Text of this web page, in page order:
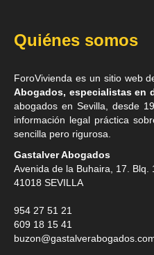
Quiénes somos
ForoVivienda es un sitio web
Abogados, especialistas en
abogados en Sevilla , desde
información legal práctica
sencilla pero rigurosa.
Gastalver Abogados
Avenida de la Buhaira, 17. Blq.
41018 SEVILLA
954 27 51 21
609 18 15 41